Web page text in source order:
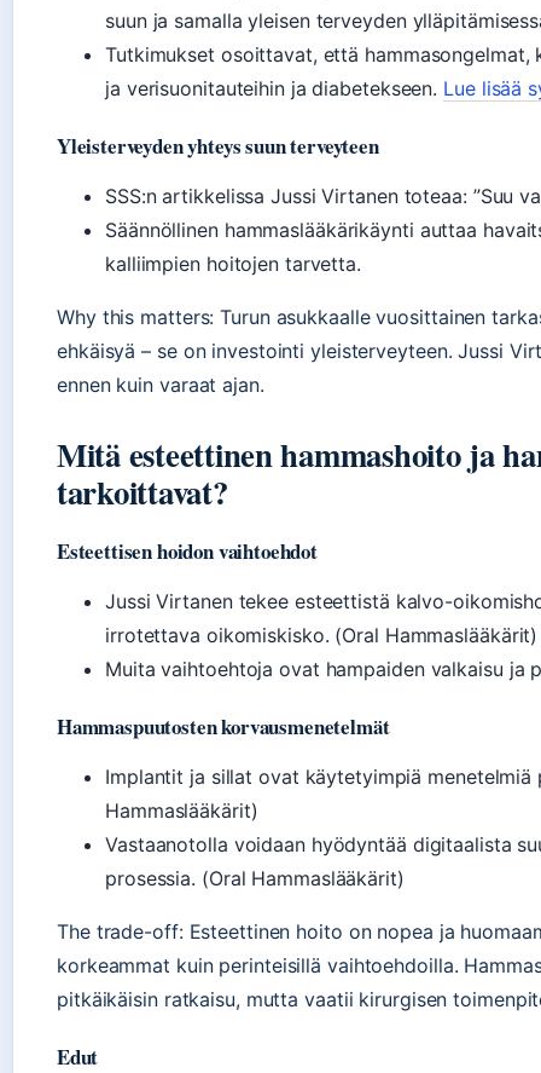
suun ja samalla yleisen terveyden
Tutkimukset osoittavat, että
ja verisuonitauteihin ja diabetekseen. Lue lisää
Yleisterveyden yhteys suun terveyteen
SSS:n artikkelissa Jussi Virtanen toteaa: ”Suu
Säännöllinen hammaslääkärikäynti auttaa
kalliimpien hoitojen tarvetta.
Why this matters: Turun asukkaalle vuosittainen
ehkäisyä – se on investointi yleisterveyteen. Jussi
ennen kuin varaat ajan.
Mitä esteettinen hammashoito ja
tarkoittavat?
Esteettisen hoidon vaihtoehdot
Jussi Virtanen tekee esteettistä kalvo-
irrotettava oikomiskisko. (Oral Hammaslääkärit)
Muita vaihtoehtoja ovat hampaiden valkaisu ja
Hammaspuutosten korvausmenetelmät
Implantit ja sillat ovat käytetyimpiä menetelmiä
Hammaslääkärit)
Vastaanotolla voidaan hyödyntää digitaalista
prosessia. (Oral Hammaslääkärit)
The trade-off: Esteettinen hoito on nopea ja
korkeammat kuin perinteisillä vaihtoehdoilla.
pitkäikäisin ratkaisu, mutta vaatii kirurgisen
Edut